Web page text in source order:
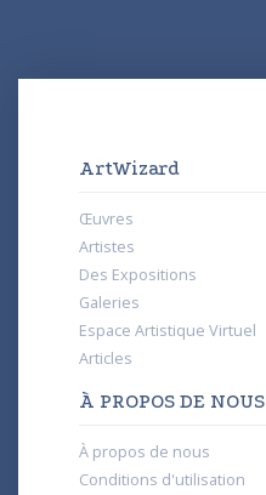
ArtWizard
Œuvres
Artistes
Des Expositions
Galeries
Espace Artistique Virtuel
Articles
À PROPOS DE NOUS
À propos de nous
Conditions d'utilisation